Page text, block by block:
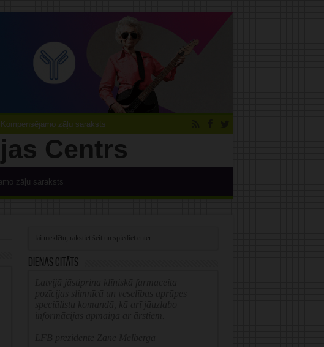
Kompensējamo zāļu saraksts
zāļu saraksts
Dienas citāts